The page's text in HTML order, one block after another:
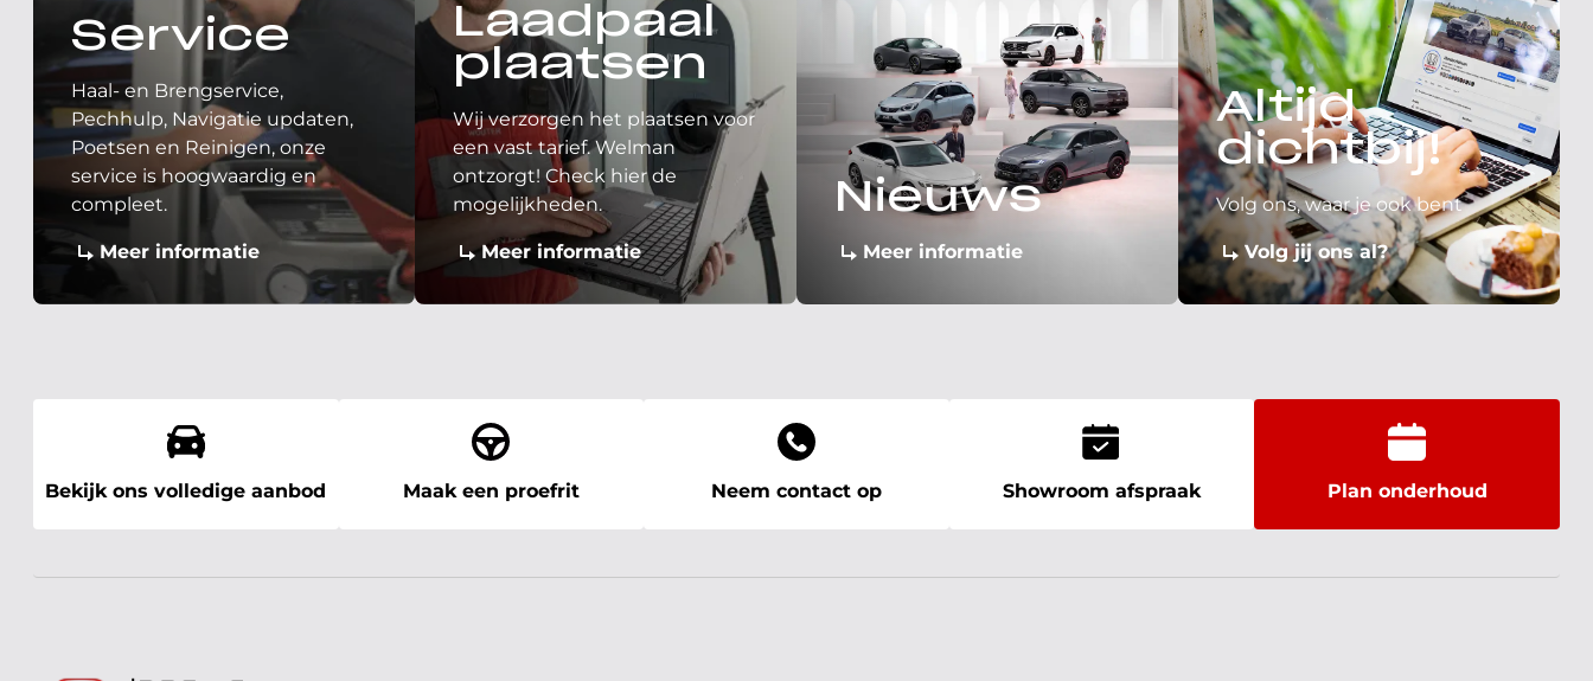
Service
Haal- en Brengservice,
Pechhulp, Navigatie updaten,
Poetsen en Reinigen, onze
service is hoogwaardig en
compleet.
Meer informatie
Laadpaal
plaatsen
Wij verzorgen het plaatsen voor
een vast tarief. Welman
ontzorgt! Check hier de
mogelijkheden.
Meer informatie
Nieuws
Meer informatie
Altijd
dichtbij!
Volg ons, waar je ook bent
Volg jij ons al?
Bekijk ons volledige aanbod Maak een proefrit Neem contact op Showroom afspraak Plan onderhoud